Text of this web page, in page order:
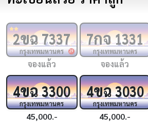
29
2ขฉ7337
กรุงเทพมหานคร
จองแล้ว
7กจ1331
กรุงเทพมหานคร
จองแล้ว
4ขฉ3300
กรุงเทพมหานคร
45,000.-
4ขฉ3030
กรุงเทพมหานคร
45,000.-